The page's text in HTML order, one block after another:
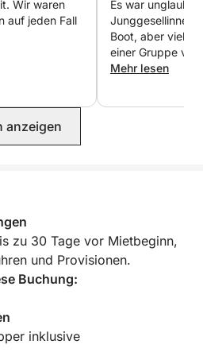
auf Anfrage für Ihr
und weiterer
(zahlbar im Hafen nach
im Hafen)
Vigo oder Porto auf
Geburtstage,
Wir waren
auf jeden Fall
Es war
Boot, aber viele
einer Gruppe von
zurückkommen,
Mehr lesen
anzeigen
zu 30 Tage vor Mietbeginn,
und Provisionen.
Buchung:
inklusive